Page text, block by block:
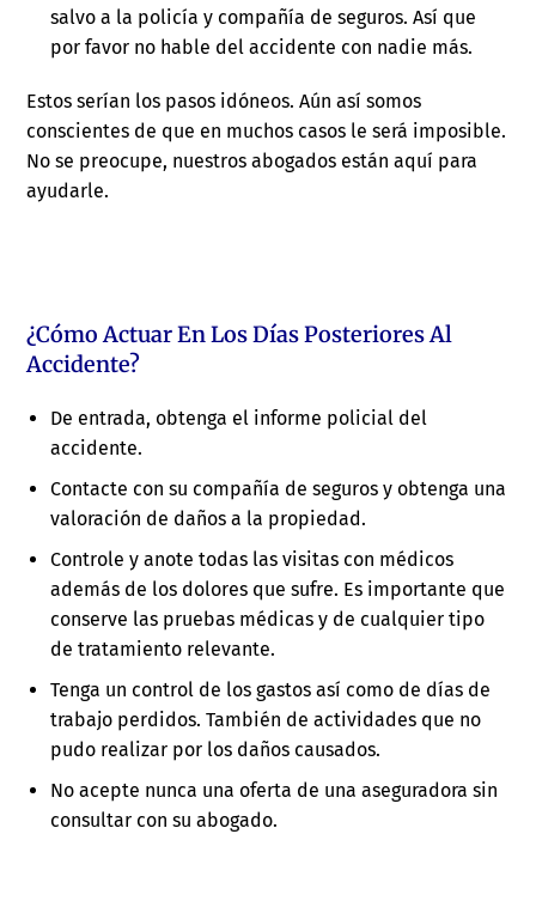
salvo a la policía y compañía de seguros. Así que
por favor no hable del accidente con nadie más.
Estos serían los pasos idóneos. Aún así somos
conscientes de que en muchos casos le será imposible.
No se preocupe, nuestros abogados están aquí para
ayudarle.
¿Cómo Actuar En Los Días Posteriores Al
Accidente?
De entrada, obtenga el informe policial del
accidente.
Contacte con su compañía de seguros y obtenga una
valoración de daños a la propiedad.
Controle y anote todas las visitas con médicos
además de los dolores que sufre. Es importante que
conserve las pruebas médicas y de cualquier tipo
de tratamiento relevante.
Tenga un control de los gastos así como de días de
trabajo perdidos. También de actividades que no
pudo realizar por los daños causados.
No acepte nunca una oferta de una aseguradora sin
consultar con su abogado.